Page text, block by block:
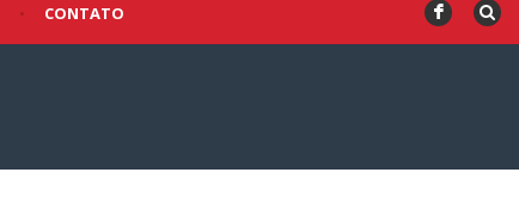
• CONTATO F